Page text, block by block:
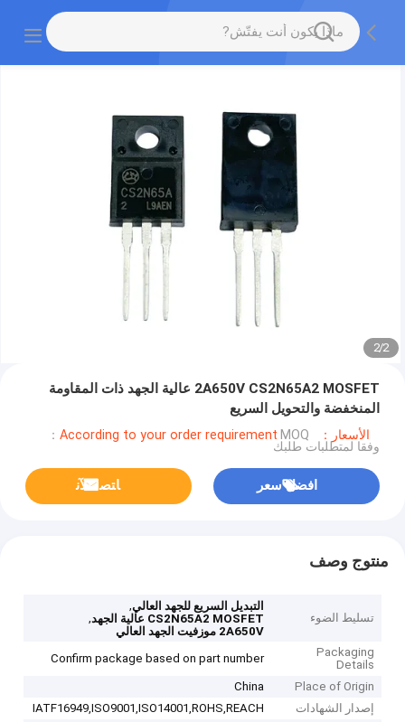
2
/
2
2A650V CS2N65A2 MOSFET عالية الجهد ذات المقاومة
المنخفضة والتحويل السريع
الأسعار：According to your order requirement MOQ：
وفقا لمتطلبات طلبك
افضل سعر ﺎﺘﺼﻟ ﺍﻶﻧ
منتوج وصف
تسليط الضوء
التبديل السريع للجهد العالي,
CS2N65A2 MOSFET عالية الجهد
,
2A650V موزفيت الجهد العالي
Packaging
Details
Confirm package based on part number
Place of Origin
China
إصدار الشهادات
IATF16949,ISO9001,ISO14001,ROHS,REACH